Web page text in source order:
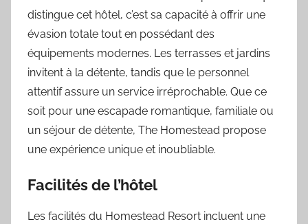
distingue cet hôtel, c’est sa capacité à offrir une
évasion totale tout en possédant des
équipements modernes. Les terrasses et jardins
invitent à la détente, tandis que le personnel
attentif assure un service irréprochable. Que ce
soit pour une escapade romantique, familiale ou
un séjour de détente, The Homestead propose
une expérience unique et inoubliable.
Facilités de l’hôtel
Les facilités du Homestead Resort incluent une